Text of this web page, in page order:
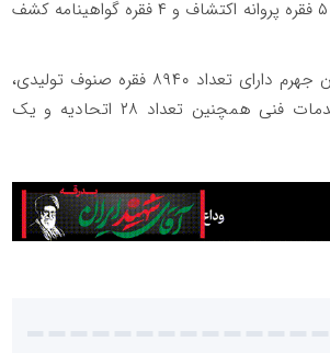
نموده است. همچنین ۵ فقره پروانه اکتشاف و ۴ فقره گواهینامه کشف
وی ادامه داد: شهرستان جهرم دارای تعداد ۸۹۴۰ فقره صنوف تولیدی،
توزیعی، خدماتی ، خدمات فنی همچنین تعداد ۲۸ اتحادیه و یک